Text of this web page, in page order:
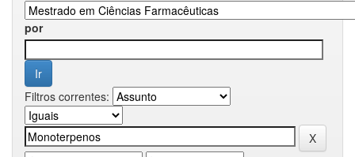
por
Filtros correntes: